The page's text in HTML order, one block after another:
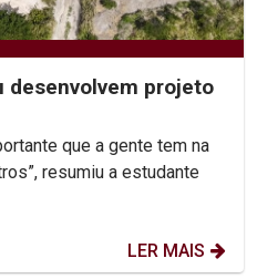
desenvolvem projeto
que a gente tem na
resumiu a estudante
LER MAIS